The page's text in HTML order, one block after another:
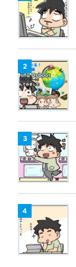
2
3
4